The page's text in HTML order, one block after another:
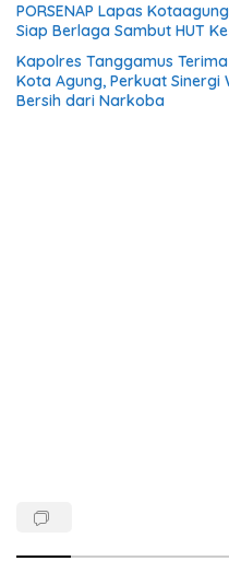
PORSENAP Lapas
Siap Berlaga Sambut HUT
Kapolres Tanggamus
Kota Agung, Perkuat
Bersih dari Narkoba